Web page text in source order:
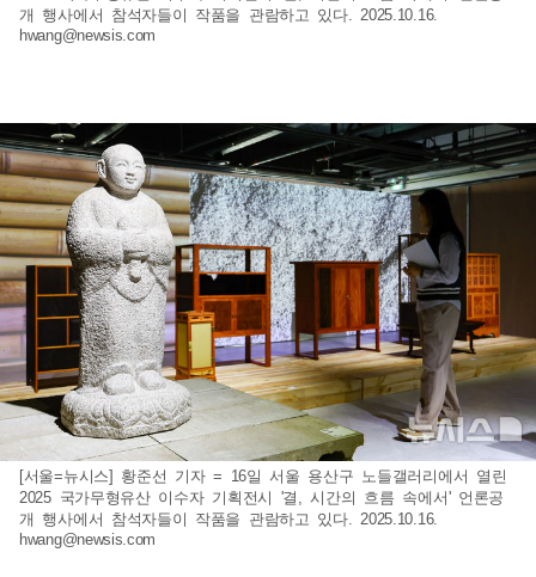
개 행사에서 참석자들이 작품을 관람하고 있다. 2025.10.16.
hwang@newsis.com
[서울=뉴시스] 황준선 기자 = 16일 서울 용산구 노들갤러리에서 열린
2025 국가무형유산 이수자 기획전시 '결, 시간의 흐름 속에서' 언론공
개 행사에서 참석자들이 작품을 관람하고 있다. 2025.10.16.
hwang@newsis.com